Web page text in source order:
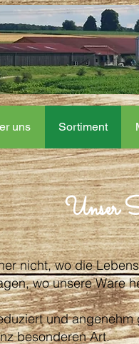
uns Sortiment
Unser
nicht, wo die
wo unsere Ware
und
besonderen Art.